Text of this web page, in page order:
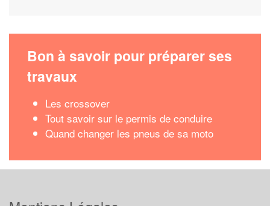
Bon à savoir pour préparer ses
travaux
Les crossover
Tout savoir sur le permis de conduire
Quand changer les pneus de sa moto